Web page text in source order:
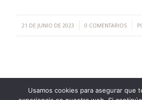
21 DE JUNIO DE 2023
/ 0 COMENTARIOS
/
Usamos cookies para asegurar que